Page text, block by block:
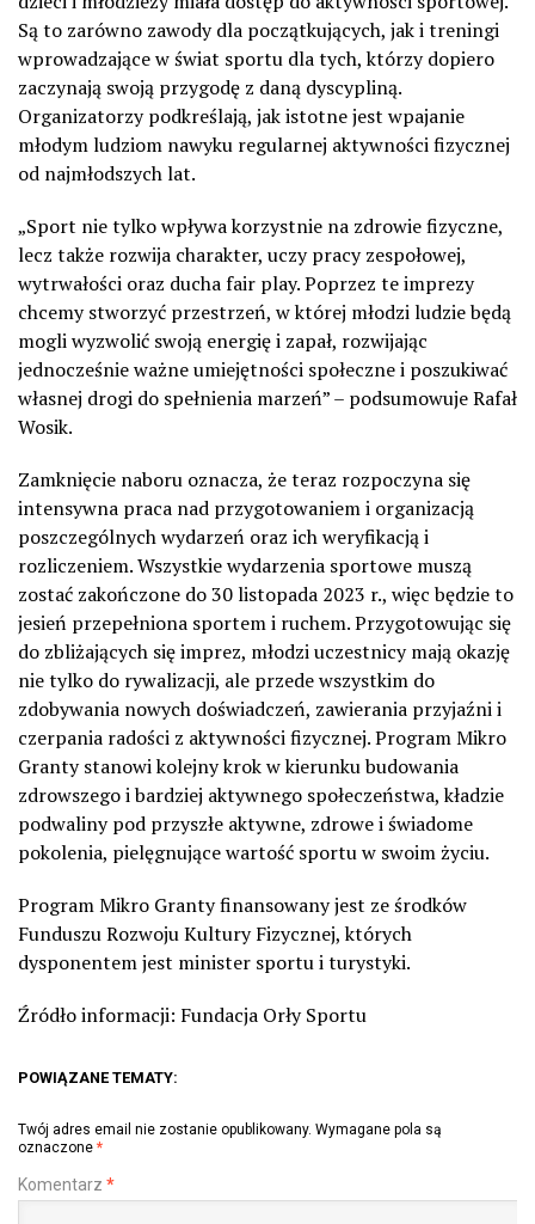
Są to zarówno zawody dla początkujących, jak i treningi
wprowadzające w świat sportu dla tych, którzy dopiero
zaczynają swoją przygodę z daną dyscypliną.
Organizatorzy podkreślają, jak istotne jest wpajanie
młodym ludziom nawyku regularnej aktywności fizycznej
od najmłodszych lat.
„Sport nie tylko wpływa korzystnie na zdrowie fizyczne,
lecz także rozwija charakter, uczy pracy zespołowej,
wytrwałości oraz ducha fair play. Poprzez te imprezy
chcemy stworzyć przestrzeń, w której młodzi ludzie będą
mogli wyzwolić swoją energię i zapał, rozwijając
jednocześnie ważne umiejętności społeczne i poszukiwać
własnej drogi do spełnienia marzeń” – podsumowuje Rafał
Wosik.
Zamknięcie naboru oznacza, że teraz rozpoczyna się
intensywna praca nad przygotowaniem i organizacją
poszczególnych wydarzeń oraz ich weryfikacją i
rozliczeniem. Wszystkie wydarzenia sportowe muszą
zostać zakończone do 30 listopada 2023 r., więc będzie to
jesień przepełniona sportem i ruchem. Przygotowując się
do zbliżających się imprez, młodzi uczestnicy mają okazję
nie tylko do rywalizacji, ale przede wszystkim do
zdobywania nowych doświadczeń, zawierania przyjaźni i
czerpania radości z aktywności fizycznej. Program Mikro
Granty stanowi kolejny krok w kierunku budowania
zdrowszego i bardziej aktywnego społeczeństwa, kładzie
podwaliny pod przyszłe aktywne, zdrowe i świadome
pokolenia, pielęgnujące wartość sportu w swoim życiu.
Program Mikro Granty finansowany jest ze środków
Funduszu Rozwoju Kultury Fizycznej, których
dysponentem jest minister sportu i turystyki.
Źródło informacji: Fundacja Orły Sportu
POWIĄZANE TEMATY:
Twój adres email nie zostanie opublikowany. Wymagane pola są
oznaczone *
Komentarz *